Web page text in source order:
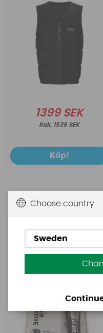
1399 SEK
1539 SEK
Köp!
Andra
Aquasure
Aquasure FD
Choose country
Sweden